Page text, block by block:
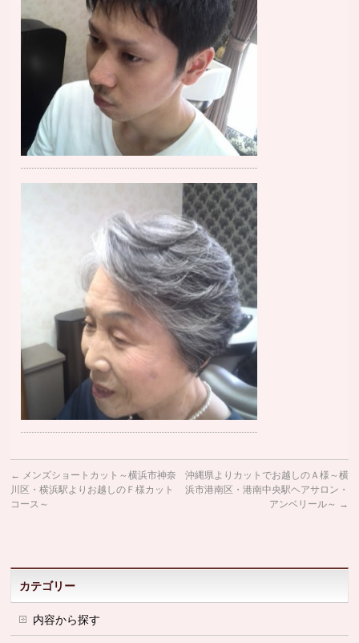
← メンズショートカット～横浜市神奈
川区・横浜駅よりお越しのＦ様カット
コース～
沖縄県よりカットでお越しのＡ様～横
浜市港南区・港南中央駅ヘアサロン・
アンベリール～ →
カテゴリー
内容から探す